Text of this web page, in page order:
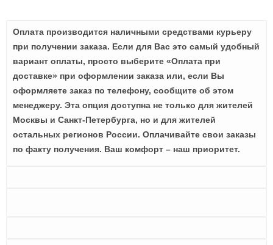
Оплата производится наличными средствами курьеру
при получении заказа. Если для Вас это самый удобный
вариант оплаты, просто выберите «Оплата при
доставке» при оформлении заказа или, если Вы
оформляете заказ по телефону, сообщите об этом
менеджеру. Эта опция доступна не только для жителей
Москвы и Санкт-Петербурга, но и для жителей
остальных регионов России. Оплачивайте свои заказы
по факту получения. Ваш комфорт – наш приоритет.